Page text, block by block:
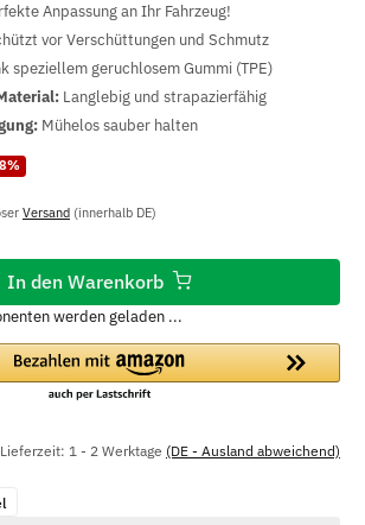
Anpassung an Ihr Fahrzeug!
vor Verschüttungen und Schmutz
speziellem geruchlosem Gummi (TPE)
Langlebig und strapazierfähig
Mühelos sauber halten
Versand (innerhalb DE)
In den Warenkorb
werden geladen ...
Lieferzeit: 1 - 2 Werktage (DE - Ausland abweichend)